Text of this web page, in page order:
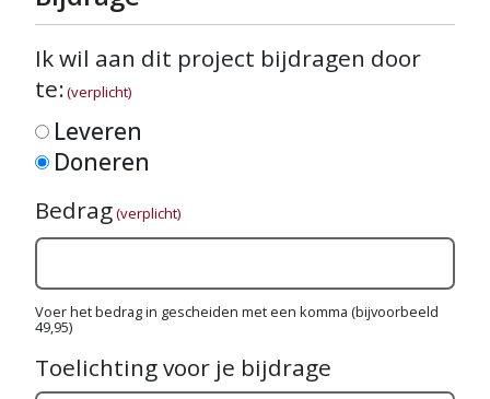
Ik wil aan dit project bijdragen door
te:(verplicht)
Leveren
Doneren
Bedrag(verplicht)
Voer het bedrag in gescheiden met een komma (bijvoorbeeld
49,95)
Toelichting voor je bijdrage